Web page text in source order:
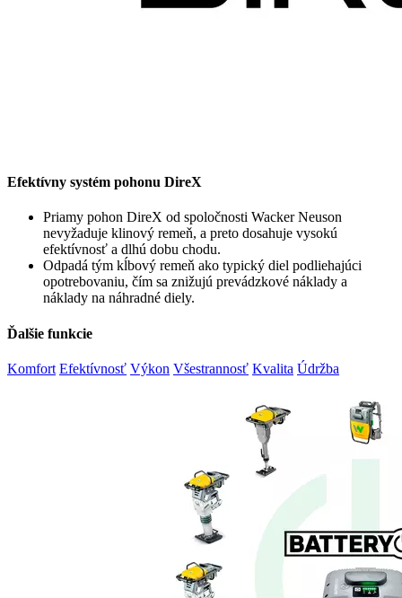
Efektívny systém pohonu DireX
Priamy pohon DireX od spoločnosti Wacker Neuson
nevyžaduje klinový remeň, a preto dosahuje vysokú
efektívnosť a dlhú dobu chodu.
Odpadá tým kĺbový remeň ako typický diel podliehajúci
opotrebovaniu, čím sa znižujú prevádzkové náklady a
náklady na náhradné diely.
Ďalšie funkcie
Komfort Efektívnosť Výkon Všestrannosť Kvalita Údržba